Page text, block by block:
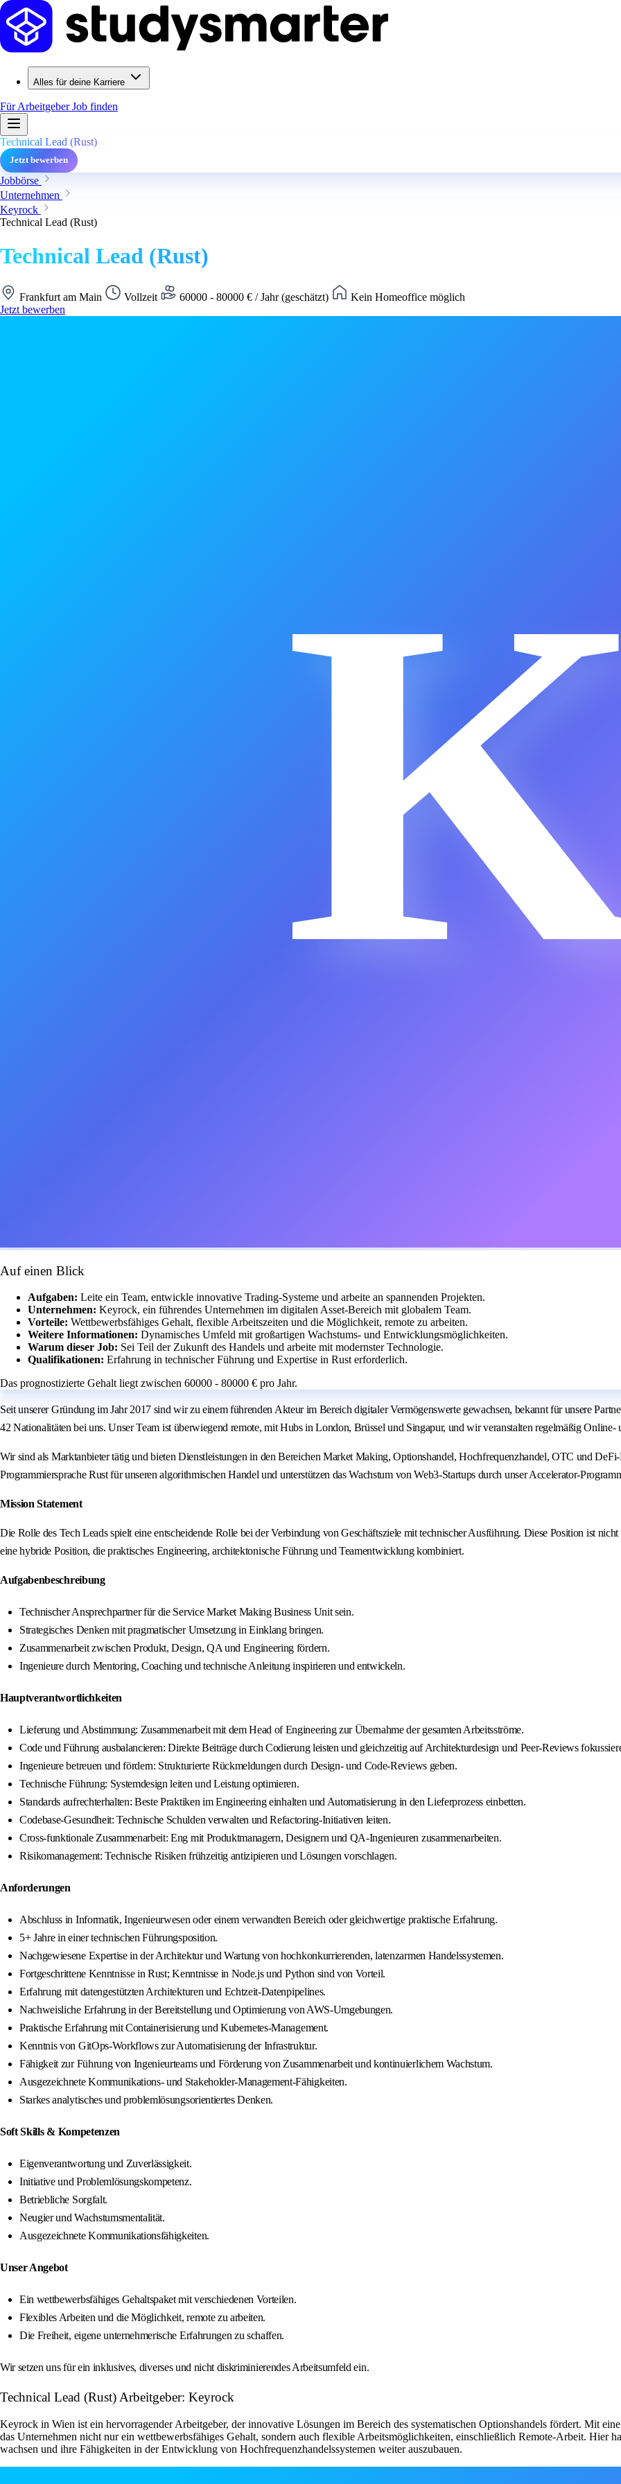
Alles für deine Karriere
Für ArbeitgeberJob finden
Technical Lead (Rust)
Jetzt bewerben
Jobbörse
Unternehmen
Keyrock
Technical Lead (Rust)
Technical Lead (Rust)
Frankfurt am Main Vollzeit 60000 - 80000 € / Jahr (geschätzt)
Kein Homeoffice möglich
Jetzt bewerben
Auf einen Blick
Aufgaben: Leite ein Team, entwickle innovative Trading-Systeme und arbeite an spannenden Projekten.
Unternehmen: Keyrock, ein führendes Unternehmen im digitalen Asset-Bereich mit globalem Team.
Vorteile: Wettbewerbsfähiges Gehalt, flexible Arbeitszeiten und die Möglichkeit, remote zu arbeiten.
Weitere Informationen: Dynamisches Umfeld mit großartigen Wachstums- und Entwicklungsmöglichkeiten.
Warum dieser Job: Sei Teil der Zukunft des Handels und arbeite mit modernster Technologie.
Qualifikationen: Erfahrung in technischer Führung und Expertise in Rust erforderlich.
Das prognostizierte Gehalt liegt zwischen 60000 - 80000 € pro Jahr.
Seit unserer Gründung im Jahr 2017 sind wir zu einem führenden Akteur im Bereich digitaler Vermögenswerte gewachsen, bekannt für unsere
42 Nationalitäten bei uns. Unser Team ist überwiegend remote, mit Hubs in London, Brüssel und Singapur, und wir veranstalten regelmäßig
Wir sind als Marktanbieter tätig und bieten Dienstleistungen in den Bereichen Market Making, Optionshandel, Hochfrequenzhandel, OTC und
Programmiersprache Rust für unseren algorithmischen Handel und unterstützen das Wachstum von Web3-Startups durch unser Accelerator-
Mission Statement
Die Rolle des Tech Leads spielt eine entscheidende Rolle bei der Verbindung von Geschäftsziele mit technischer Ausführung. Diese Position ist
eine hybride Position, die praktisches Engineering, architektonische Führung und Teamentwicklung kombiniert.
Aufgabenbeschreibung
Technischer Ansprechpartner für die Service Market Making Business Unit sein.
Strategisches Denken mit pragmatischer Umsetzung in Einklang bringen.
Zusammenarbeit zwischen Produkt, Design, QA und Engineering fördern.
Ingenieure durch Mentoring, Coaching und technische Anleitung inspirieren und entwickeln.
Hauptverantwortlichkeiten
Lieferung und Abstimmung: Zusammenarbeit mit dem Head of Engineering zur Übernahme der gesamten Arbeitsströme.
Code und Führung ausbalancieren: Direkte Beiträge durch Codierung leisten und gleichzeitig auf Architekturdesign und Peer-Reviews
Ingenieure betreuen und fördern: Strukturierte Rückmeldungen durch Design- und Code-Reviews geben.
Technische Führung: Systemdesign leiten und Leistung optimieren.
Standards aufrechterhalten: Beste Praktiken im Engineering einhalten und Automatisierung in den Lieferprozess einbetten.
Codebase-Gesundheit: Technische Schulden verwalten und Refactoring-Initiativen leiten.
Cross-funktionale Zusammenarbeit: Eng mit Produktmanagern, Designern und QA-Ingenieuren zusammenarbeiten.
Risikomanagement: Technische Risiken frühzeitig antizipieren und Lösungen vorschlagen.
Anforderungen
Abschluss in Informatik, Ingenieurwesen oder einem verwandten Bereich oder gleichwertige praktische Erfahrung.
5+ Jahre in einer technischen Führungsposition.
Nachgewiesene Expertise in der Architektur und Wartung von hochkonkurrierenden, latenzarmen Handelssystemen.
Fortgeschrittene Kenntnisse in Rust; Kenntnisse in Node.js und Python sind von Vorteil.
Erfahrung mit datengestützten Architekturen und Echtzeit-Datenpipelines.
Nachweisliche Erfahrung in der Bereitstellung und Optimierung von AWS-Umgebungen.
Praktische Erfahrung mit Containerisierung und Kubernetes-Management.
Kenntnis von GitOps-Workflows zur Automatisierung der Infrastruktur.
Fähigkeit zur Führung von Ingenieurteams und Förderung von Zusammenarbeit und kontinuierlichem Wachstum.
Ausgezeichnete Kommunikations- und Stakeholder-Management-Fähigkeiten.
Starkes analytisches und problemlösungsorientiertes Denken.
Soft Skills & Kompetenzen
Eigenverantwortung und Zuverlässigkeit.
Initiative und Problemlösungskompetenz.
Betriebliche Sorgfalt.
Neugier und Wachstumsmentalität.
Ausgezeichnete Kommunikationsfähigkeiten.
Unser Angebot
Ein wettbewerbsfähiges Gehaltspaket mit verschiedenen Vorteilen.
Flexibles Arbeiten und die Möglichkeit, remote zu arbeiten.
Die Freiheit, eigene unternehmerische Erfahrungen zu schaffen.
Wir setzen uns für ein inklusives, diverses und nicht diskriminierendes Arbeitsumfeld ein.
Technical Lead (Rust) Arbeitgeber: Keyrock
Keyrock in Wien ist ein hervorragender Arbeitgeber, der innovative Lösungen im Bereich des systematischen Optionshandels fördert. Mit
das Unternehmen nicht nur ein wettbewerbsfähiges Gehalt, sondern auch flexible Arbeitsmöglichkeiten, einschließlich Remote-Arbeit. Hier
wachsen und ihre Fähigkeiten in der Entwicklung von Hochfrequenzhandelssystemen weiter auszubauen.